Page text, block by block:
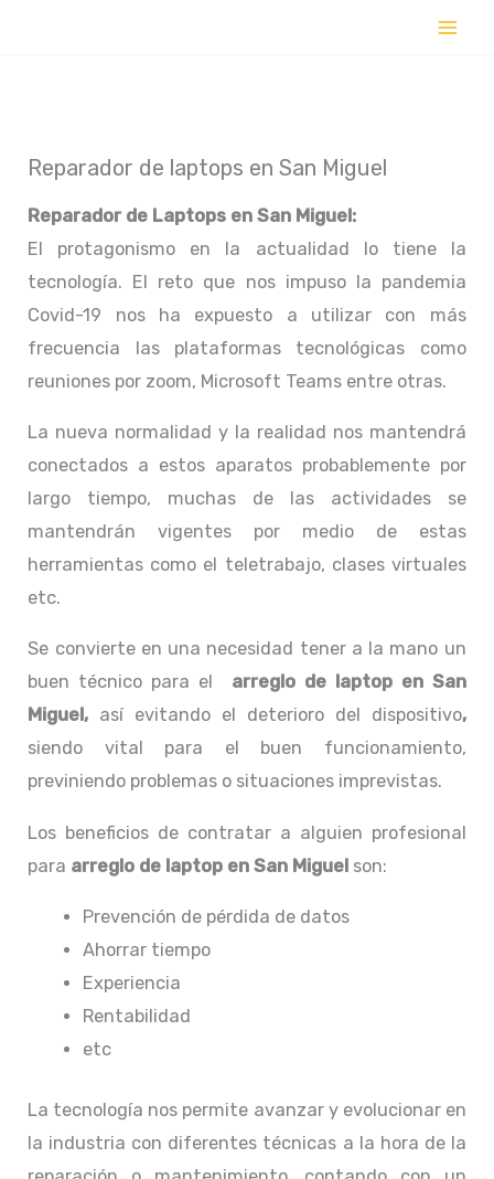
Reparador de laptops en San Miguel
Reparador de Laptops en San Miguel:
El protagonismo en la actualidad lo tiene la
tecnología. El reto que nos impuso la pandemia
Covid-19 nos ha expuesto a utilizar con más
frecuencia las plataformas tecnológicas como
reuniones por zoom, Microsoft Teams entre otras.
La nueva normalidad y la realidad nos mantendrá
conectados a estos aparatos probablemente por
largo tiempo, muchas de las actividades se
mantendrán vigentes por medio de estas
herramientas como el teletrabajo, clases virtuales
etc.
Se convierte en una necesidad tener a la mano un
buen técnico para el arreglo de laptop en San
Miguel, así evitando el deterioro del dispositivo,
siendo vital para el buen funcionamiento,
previniendo problemas o situaciones imprevistas.
Los beneficios de contratar a alguien profesional
para arreglo de laptop en San Miguel son:
Prevención de pérdida de datos
Ahorrar tiempo
Experiencia
Rentabilidad
etc
La tecnología nos permite avanzar y evolucionar en
la industria con diferentes técnicas a la hora de la